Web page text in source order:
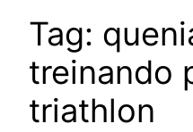
Tag:
treinando
triathlon